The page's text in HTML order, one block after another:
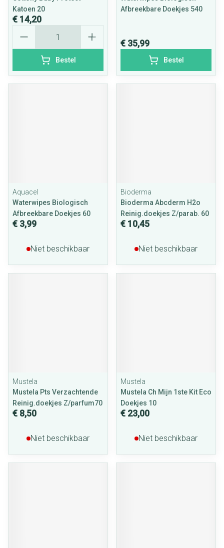
Katoen 20
€ 14,20
Bestel
Afbreekbare Doekjes 540
€ 35,99
Bestel
Aquacel
Waterwipes Biologisch
Afbreekbare Doekjes 60
€ 3,99
Niet beschikbaar
Bioderma
Bioderma Abcderm H2o
Reinig.doekjes Z/parab. 60
€ 10,45
Niet beschikbaar
Mustela
Mustela Pts Verzachtende
Reinig.doekjes Z/parfum70
€ 8,50
Niet beschikbaar
Mustela
Mustela Ch Mijn 1ste Kit Eco
Doekjes 10
€ 23,00
Niet beschikbaar